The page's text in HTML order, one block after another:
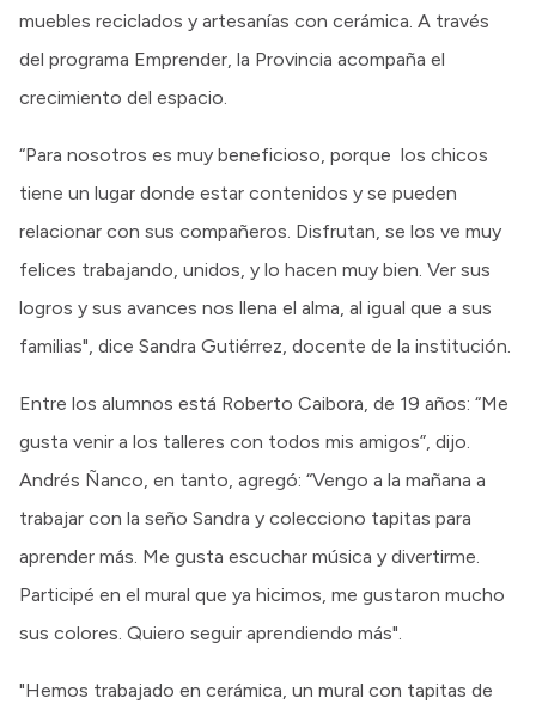
muebles reciclados y artesanías con cerámica. A través
del programa Emprender, la Provincia acompaña el
crecimiento del espacio.
“Para nosotros es muy beneficioso, porque los chicos
tiene un lugar donde estar contenidos y se pueden
relacionar con sus compañeros. Disfrutan, se los ve muy
felices trabajando, unidos, y lo hacen muy bien. Ver sus
logros y sus avances nos llena el alma, al igual que a sus
familias", dice Sandra Gutiérrez, docente de la institución.
Entre los alumnos está Roberto Caibora, de 19 años: “Me
gusta venir a los talleres con todos mis amigos”, dijo.
Andrés Ñanco, en tanto, agregó: “Vengo a la mañana a
trabajar con la seño Sandra y colecciono tapitas para
aprender más. Me gusta escuchar música y divertirme.
Participé en el mural que ya hicimos, me gustaron mucho
sus colores. Quiero seguir aprendiendo más".
"Hemos trabajado en cerámica, un mural con tapitas de